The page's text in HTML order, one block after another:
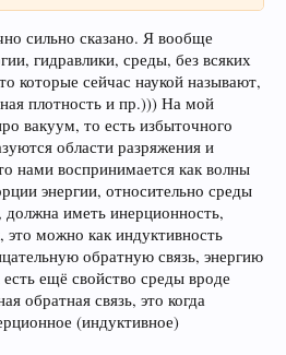
сильно сказано. Я вообще
гидравлики, среды, без всяких
которые сейчас наукой называют,
плотность и пр.))) На мой
вакуум, то есть избыточного
области разряжения и
нами воспринимается как волны
энергии, относительно среды
должна иметь инерционность,
это можно как индуктивность
обратную связь, энергию
ещё свойство среды вроде
обратная связь, это когда
(индуктивное)